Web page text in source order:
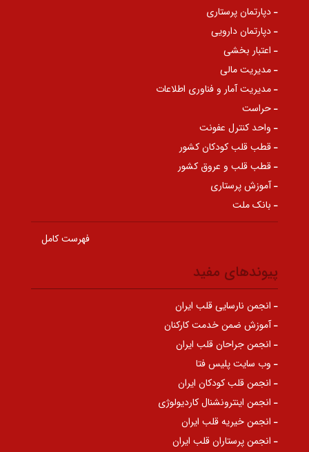
دپارتمان پرستاری
دپارتمان دارویی
اعتبار بخشی
مدیریت مالی
مدیریت آمار و فناوری اطلاعات
حراست
واحد کنترل عفونت
قطب قلب کودکان کشور
قطب قلب و عروق کشور
آموزش پرستاری
بانک ملت
فهرست کامل
پیوندهای مفید
انجمن نارسایی قلب ایران
آموزش ضمن خدمت کارکنان
انجمن جراحان قلب ایران
وب سایت پلیس فتا
انجمن قلب کودکان ایران
انجمن اینترونشنال کاردیولوژی
انجمن خیریه قلب ایران
انجمن پرستاران قلب ایران